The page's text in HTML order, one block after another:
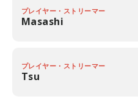
プレイヤー・ストリーマー
Masashi
プレイヤー・ストリーマー
Tsu